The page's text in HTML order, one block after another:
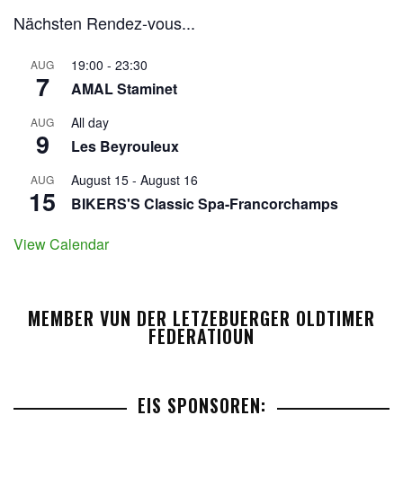
Nächsten Rendez-vous...
AUG
7
19:00 - 23:30
AMAL Staminet
AUG
9
All day
Les Beyrouleux
AUG
15
August 15 - August 16
BIKERS'S Classic Spa-Francorchamps
View Calendar
MEMBER VUN DER LETZEBUERGER OLDTIMER
FEDERATIOUN
EIS SPONSOREN: